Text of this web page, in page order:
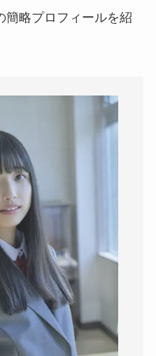
簡略プロフィールを紹